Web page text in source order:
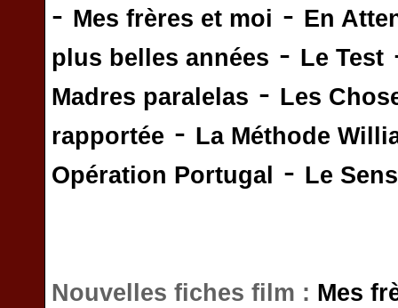
- Mes frères et moi - En
plus belles années - Le Test
Madres paralelas - Les
rapportée - La Méthode
Opération Portugal
- Le
Nouvelles fiches film : Mes